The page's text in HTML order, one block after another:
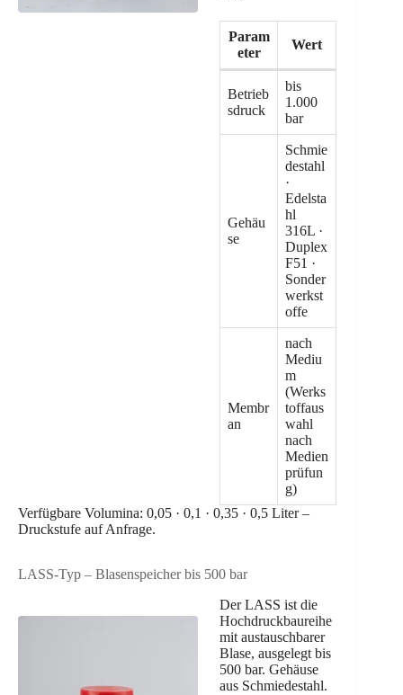
Param
eter
Wert
Betrieb
sdruck
bis
1.000
bar
Gehäu
se
Schmie
destahl
·
Edelsta
hl
316L ·
Duplex
F51 ·
Sonder
werkst
offe
Membr
an
nach
Mediu
m
(Werks
toffaus
wahl
nach
Medien
prüfun
g)
Verfügbare Volumina: 0,05 · 0,1 · 0,35 · 0,5 Liter –
Druckstufe auf Anfrage.
LASS-Typ – Blasenspeicher bis 500 bar
Der LASS ist die
Hochdruckbaureihe
mit austauschbarer
Blase, ausgelegt bis
500 bar. Gehäuse
aus Schmiedestahl.